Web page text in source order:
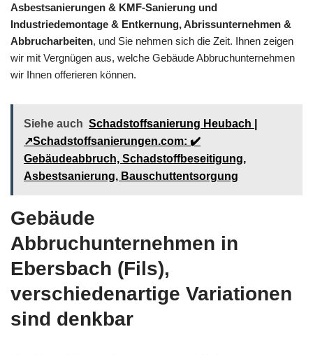
Asbestsanierungen & KMF-Sanierung und
Industriedemontage & Entkernung, Abrissunternehmen &
Abbrucharbeiten, und Sie nehmen sich die Zeit. Ihnen zeigen
wir mit Vergnügen aus, welche Gebäude Abbruchunternehmen
wir Ihnen offerieren können.
Siehe auch Schadstoffsanierung Heubach |
↗️Schadstoffsanierungen.com: ✔️
Gebäudeabbruch, Schadstoffbeseitigung,
Asbestsanierung, Bauschuttentsorgung
Gebäude
Abbruchunternehmen in
Ebersbach (Fils),
verschiedenartige Variationen
sind denkbar